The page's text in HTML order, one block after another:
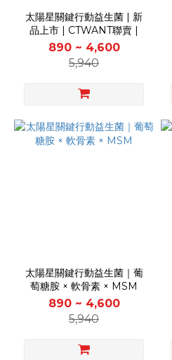
太陽星關鍵行動益生菌 | 新
品上市 | CTWANT聯賣 |
890 ~ 4,600
5,940
太陽星關鍵行動益生菌｜葡
萄糖胺 × 軟骨素 × MSM
890 ~ 4,600
5,940